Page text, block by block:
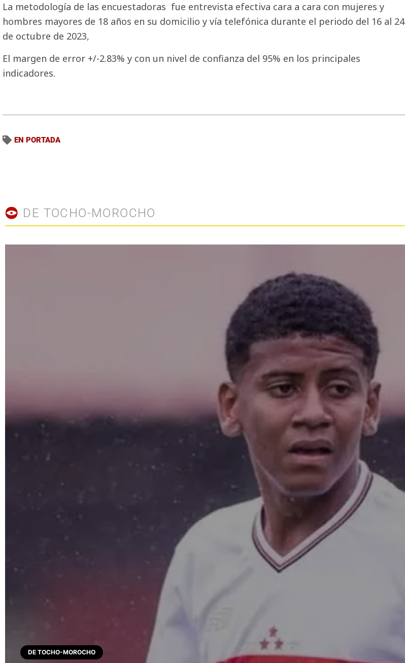
La metodología de las encuestadoras fue entrevista efectiva cara a cara con mujeres y
hombres mayores de 18 años en su domicilio y vía telefónica durante el periodo del 16 al 24
de octubre de 2023,
El margen de error +/-2.83% y con un nivel de confianza del 95% en los principales
indicadores.
EN PORTADA
DE TOCHO-MOROCHO
DE TOCHO-MOROCHO